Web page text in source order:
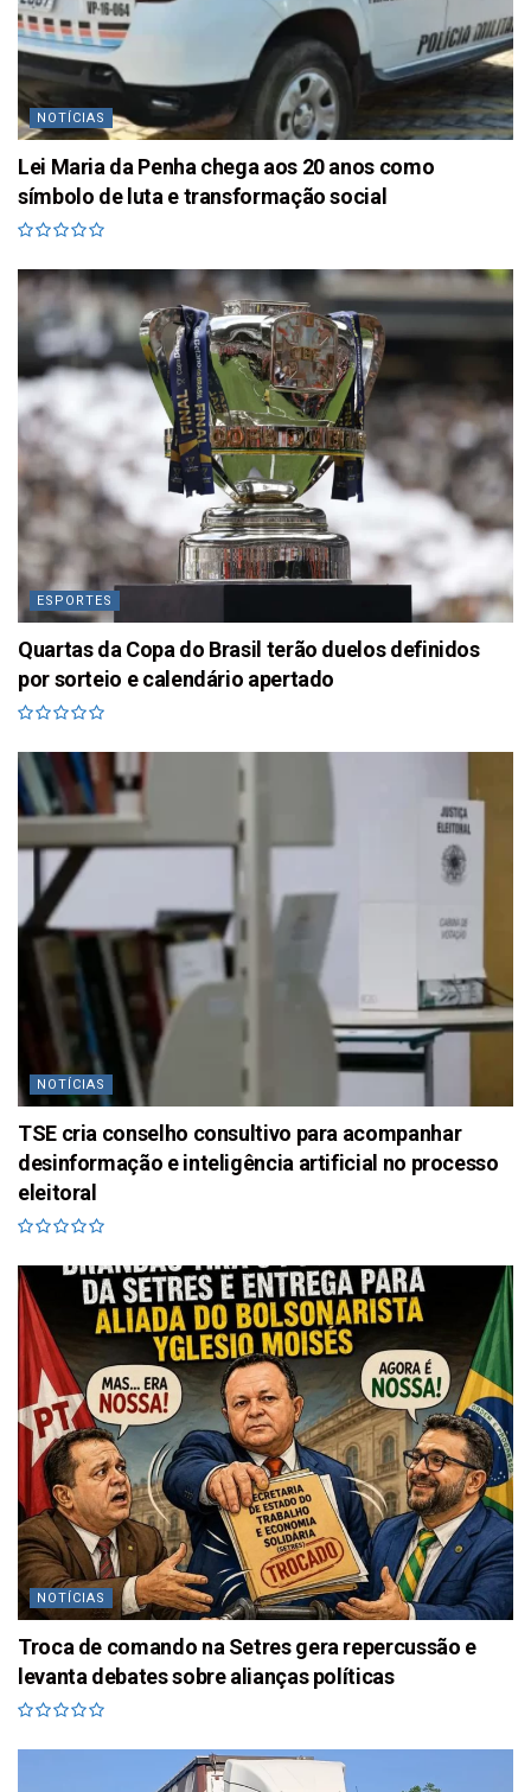
NOTÍCIAS
Lei Maria da Penha chega aos 20 anos como
símbolo de luta e transformação social
ESPORTES
Quartas da Copa do Brasil terão duelos definidos
por sorteio e calendário apertado
NOTÍCIAS
TSE cria conselho consultivo para acompanhar
desinformação e inteligência artificial no processo
eleitoral
NOTÍCIAS
Troca de comando na Setres gera repercussão e
levanta debates sobre alianças políticas